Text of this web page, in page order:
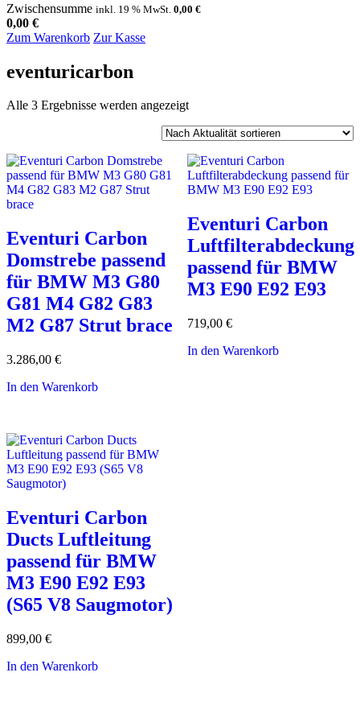
Zwischensumme inkl. 19 % MwSt. 0,00 €
0,00 €
Zum Warenkorb Zur Kasse
eventuricarbon
Alle 3 Ergebnisse werden angezeigtNach
sortiert
Eventuri Carbon
Domstrebe passend
für BMW M3 G80
G81 M4 G82 G83
M2 G87 Strut brace
3.286,00 €
In den Warenkorb
Eventuri Carbon
Luftfilterabdeckung
passend für BMW
M3 E90 E92 E93
719,00 €
In den Warenkorb
Eventuri Carbon
Ducts Luftleitung
passend für BMW
M3 E90 E92 E93
(S65 V8 Saugmotor)
899,00 €
In den Warenkorb